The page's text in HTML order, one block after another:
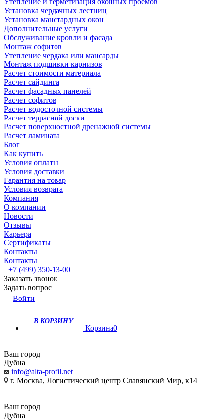
Утепление и герметизация оконных проемов
Установка чердачных лестниц
Установка манстардных окон
Дополнительные услуги
Обслуживание кровли и фасада
Монтаж софитов
Утепление чердака или мансарды
Монтаж подшивки карнизов
Расчет стоимости материала
Расчет сайдинга
Расчет фасадных панелей
Расчет софитов
Расчет водосточной системы
Расчет террасной доски
Расчет поверхностной дренажной системы
Расчет ламината
Блог
Как купить
Условия оплаты
Условия доставки
Гарантия на товар
Условия возврата
Компания
О компании
Новости
Отзывы
Карьера
Сертификаты
Контакты
Контакты
+7 (499) 350-13-00
Заказать звонок
Задать вопрос
Войти
В КОРЗИНУ
Корзина0
Ваш город
Дубна
info@alta-profil.net
г. Москва, Логистический центр Славянский Мир, к14
Ваш город
Дубна